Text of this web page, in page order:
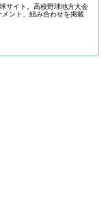
サイト。高校野球地方大会
ント、組み合わせを掲載